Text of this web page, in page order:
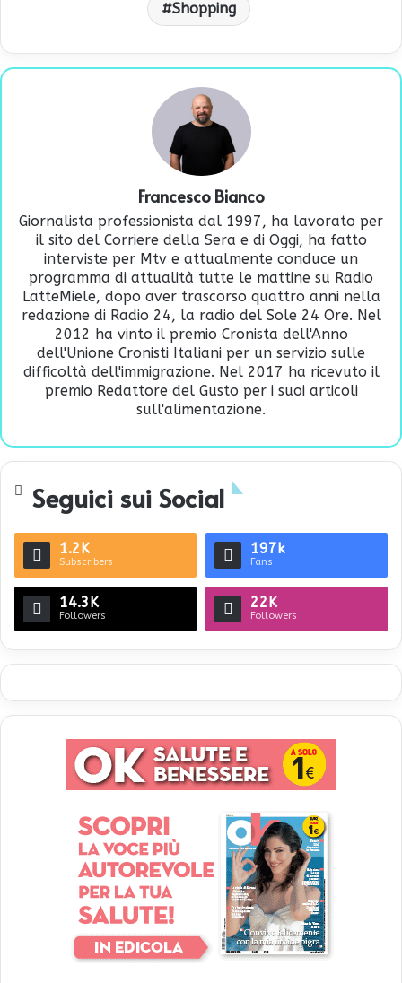
Shopping
Francesco Bianco
Giornalista professionista dal 1997, ha lavorato per
il sito del Corriere della Sera e di Oggi, ha fatto
interviste per Mtv e attualmente conduce un
programma di attualità tutte le mattine su Radio
LatteMiele, dopo aver trascorso quattro anni nella
redazione di Radio 24, la radio del Sole 24 Ore. Nel
2012 ha vinto il premio Cronista dell'Anno
dell'Unione Cronisti Italiani per un servizio sulle
difficoltà dell'immigrazione. Nel 2017 ha ricevuto il
premio Redattore del Gusto per i suoi articoli
sull'alimentazione.
Seguici sui Social
1.2K
Subscribers
197k
Fans
14.3K
Followers
22K
Followers